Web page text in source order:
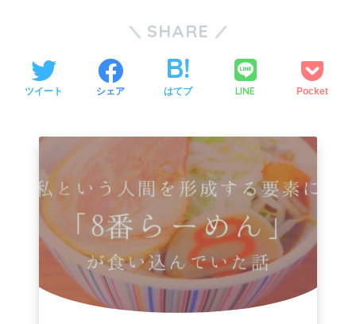
SHARE
ツイート シェア はてブ LINE Pocket